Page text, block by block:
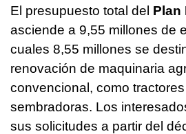
El presupuesto total del Plan
asciende a 9,55 millones de
cuales 8,55 millones se
renovación de maquinaria
convencional, como
sembradoras. Los
sus solicitudes a partir del